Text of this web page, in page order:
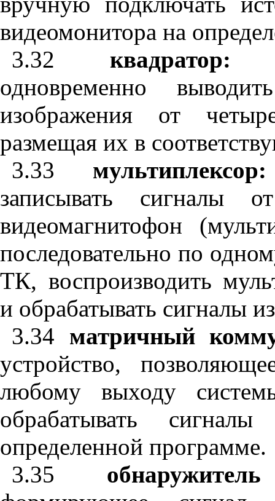
видеомонитора на
3.32
одновременно
изображения от
размещая их в
3.33
записывать сигналы
видеомагнитофон
последовательно по
ТК, воспроизводить
и обрабатывать сигналы
3.34 матричный
устройство,
любому выходу
обрабатывать
определенной программе.
3.35